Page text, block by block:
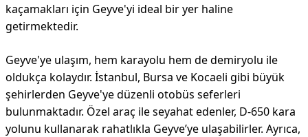
kaçamakları için Geyve'yi ideal bir yer haline
getirmektedir.
Geyve'ye ulaşım, hem karayolu hem de demiryolu ile
oldukça kolaydır. İstanbul, Bursa ve Kocaeli gibi büyük
şehirlerden Geyve'ye düzenli otobüs seferleri
bulunmaktadır. Özel araç ile seyahat edenler, D-650 kara
yolunu kullanarak rahatlıkla Geyve’ye ulaşabilirler. Ayrıca,